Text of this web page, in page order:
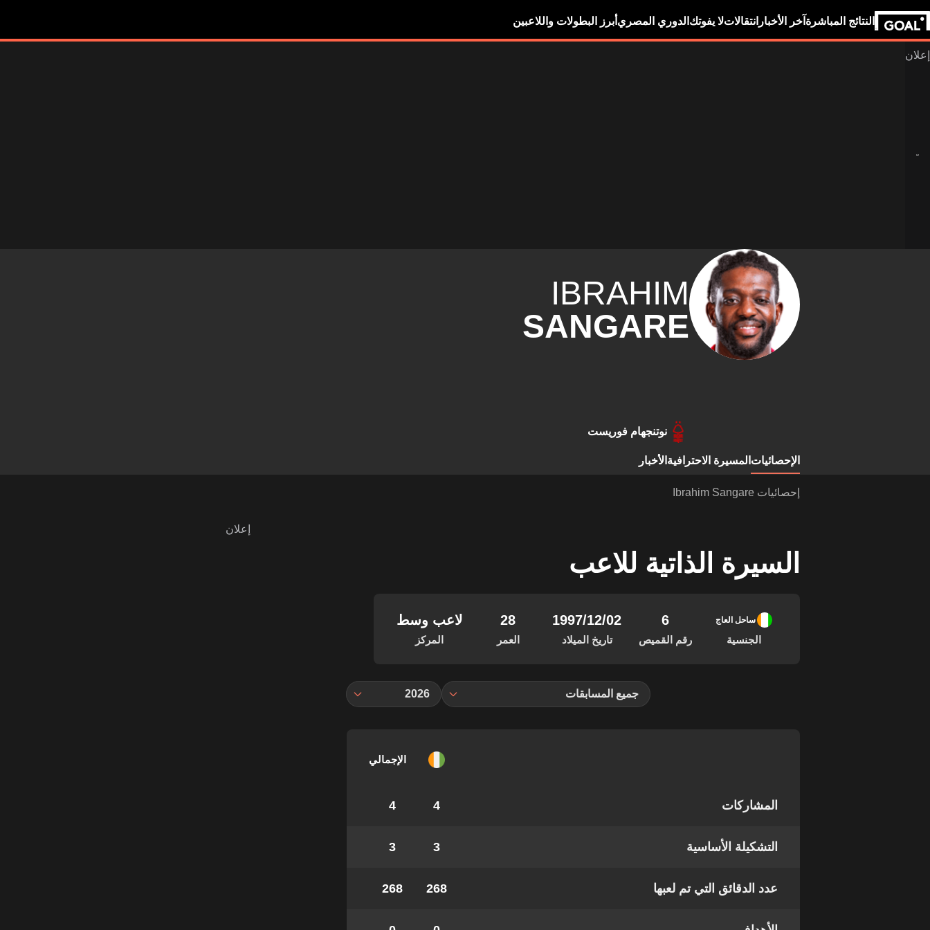
النتائج المباشرة آخر الأخبار انتقالاتلا يفوتك الدوري المصري أبرز البطولات واللاعبين
IBRAHIM
SANGARE
نوتنجهام فوريست
الإحصائيات المسيرة الاحترافية الأخبار
إحصائيات Ibrahim Sangare
السيرة الذاتية للاعب
ساحل العاج
الجنسية
6
رقم القميص
02‏/12‏/1997
تاريخ الميلاد
28
العمر
لاعب وسط
المركز
جميع المسابقات 2026
الإجمالي
المشاركات 4
4
التشكيلة الأساسية 3
3
عدد الدقائق التي تم لعبها 268
268